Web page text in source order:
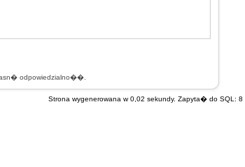
odpowiedzialno��.
Strona wygenerowana w 0,02 sekundy. Zapyta� do SQL: 8